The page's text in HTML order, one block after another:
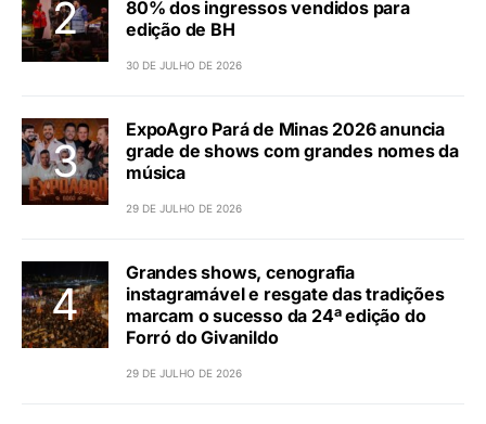
80% dos ingressos vendidos para
edição de BH
30 DE JULHO DE 2026
ExpoAgro Pará de Minas 2026 anuncia
grade de shows com grandes nomes da
música
29 DE JULHO DE 2026
Grandes shows, cenografia
instagramável e resgate das tradições
marcam o sucesso da 24ª edição do
Forró do Givanildo
29 DE JULHO DE 2026